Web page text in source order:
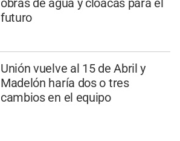
obras de agua y cloacas para el
futuro
Unión vuelve al 15 de Abril y
Madelón haría dos o tres
cambios en el equipo